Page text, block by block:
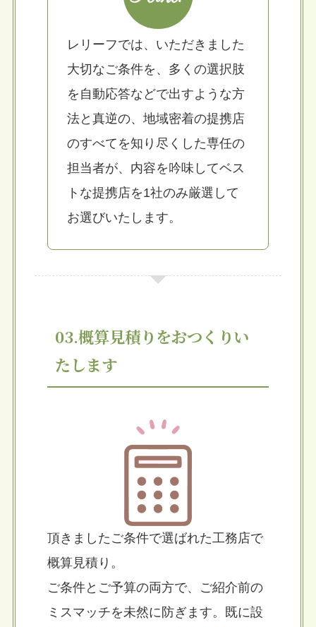
レリーフでは、いただきました
大切なご条件を、多くの選択肢
を自動応答などで出すような方
法と真逆の、地域密着の提携店
のすべてを知り尽くした専任の
担当者が、内容を吟味してベス
トな提携店を1社のみ厳選して
お選びいたします。
03.概算見積りをおつくりい
たします
頂きましたご条件で選ばれた工務店で
概算見積り。
ご条件とご予算の両方で、ご紹介前の
ミスマッチを未然に防ぎます。既に設